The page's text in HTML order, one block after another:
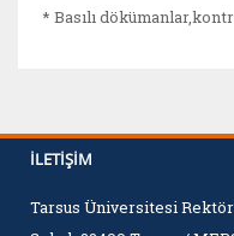
* Basılı
İLETIŞIM
Tarsus Üniversitesi